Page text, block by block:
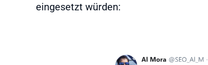
eingesetzt würden: